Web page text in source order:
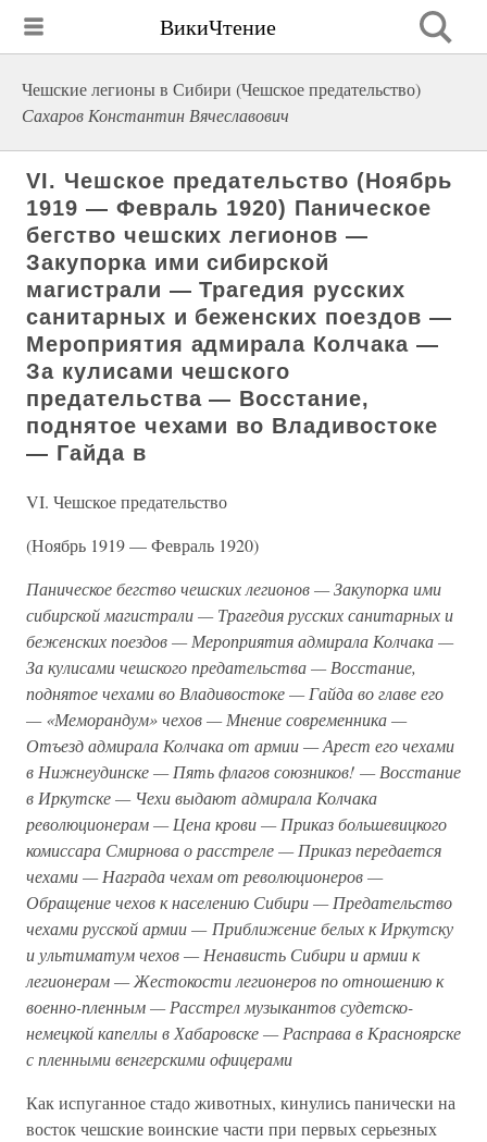
ВикиЧтение
Чешские легионы в Сибири (Чешское предательство)
Сахаров Константин Вячеславович
VI. Чешское предательство (Ноябрь
1919 — Февраль 1920) Паническое
бегство чешских легионов —
Закупорка ими сибирской
магистрали — Трагедия русских
санитарных и беженских поездов —
Мероприятия адмирала Колчака —
За кулисами чешского
предательства — Восстание,
поднятое чехами во Владивостоке
— Гайда в
VI. Чешское предательство
(Ноябрь 1919 — Февраль 1920)
Паническое бегство чешских легионов — Закупорка ими
сибирской магистрали — Трагедия русских санитарных и
беженских поездов — Мероприятия адмирала Колчака —
За кулисами чешского предательства — Восстание,
поднятое чехами во Владивостоке — Гайда во главе его
— «Меморандум» чехов — Мнение современника —
Отъезд адмирала Колчака от армии — Арест его чехами
в Нижнеудинске — Пять флагов союзников! — Восстание
в Иркутске — Чехи выдают адмирала Колчака
революционерам — Цена крови — Приказ большевицкого
комиссара Смирнова о расстреле — Приказ передается
чехами — Награда чехам от революционеров —
Обращение чехов к населению Сибири — Предательство
чехами русской армии — Приближение белых к Иркутску
и ультиматум чехов — Ненависть Сибири и армии к
легионерам — Жестокости легионеров по отношению к
военно-пленным — Расстрел музыкантов судетско-
немецкой капеллы в Хабаровске — Расправа в Красноярске
с пленными венгерскими офицерами
Как испуганное стадо животных, кинулись панически на
восток чешские воинские части при первых серьезных